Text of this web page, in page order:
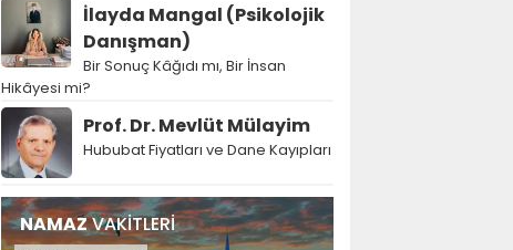
İlayda Mangal (Psikolojik
Danışman)
Bir Sonuç Kâğıdı mı, Bir İnsan
Hikâyesi mi?
Prof. Dr. Mevlüt Mülayim
Hububat Fiyatları ve Dane Kayıpları
NAMAZVAKİTLERİ